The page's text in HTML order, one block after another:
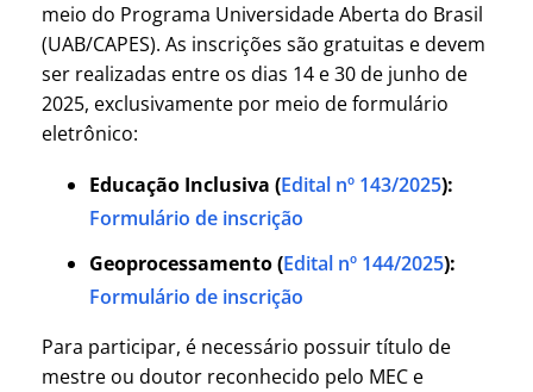
meio do Programa Universidade Aberta do Brasil
(UAB/CAPES). As inscrições são gratuitas e devem
ser realizadas entre os dias 14 e 30 de junho de
2025, exclusivamente por meio de formulário
eletrônico:
Educação Inclusiva (Edital nº 143/2025):
Formulário de inscrição
Geoprocessamento (Edital nº 144/2025):
Formulário de inscrição
Para participar, é necessário possuir título de
mestre ou doutor reconhecido pelo MEC e